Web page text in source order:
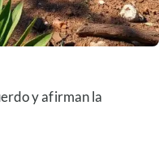
y afirman la